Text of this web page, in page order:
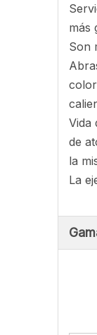
más
Son
Vida
de
la
La